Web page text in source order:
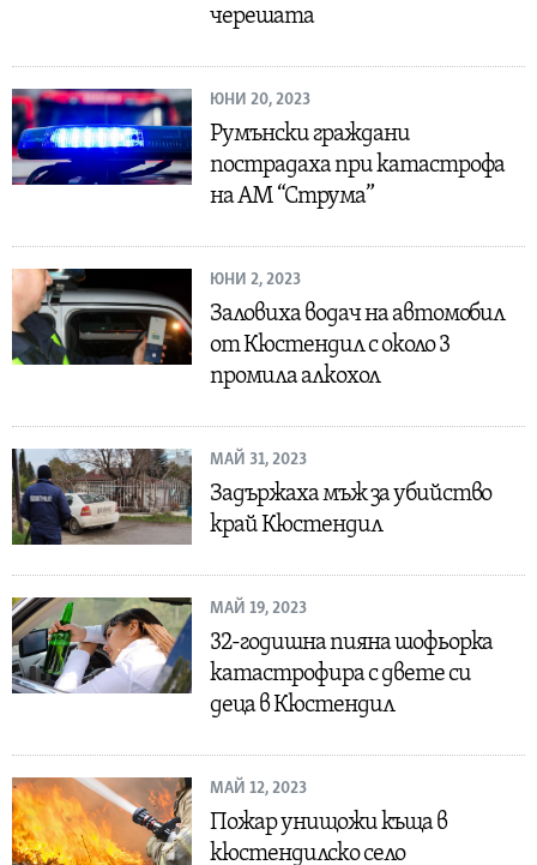
черешата
ЮНИ 20, 2023
Румънски граждани
пострадаха при катастрофа
на АМ “Струма”
ЮНИ 2, 2023
Заловиха водач на автомобил
от Кюстендил с около 3
промила алкохол
МАЙ 31, 2023
Задържаха мъж за убийство
край Кюстендил
МАЙ 19, 2023
32-годишна пияна шофьорка
катастрофира с двете си
деца в Кюстендил
МАЙ 12, 2023
Пожар унищожи къща в
кюстендилско село